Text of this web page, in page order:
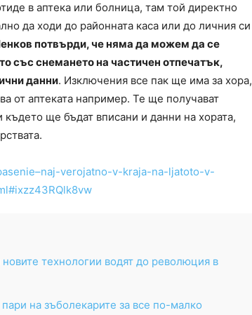
в аптека или болница, там той директно
да ходи до районната каса или до личния си
потвърди, че няма да можем да се
със снемането на частичен отпечатък,
данни. Изключения все пак ще има за хора,
от аптеката например. Те ще получават
ще бъдат вписани и данни на хората,
verojatno-v-kraja-na-ljatoto-v-
технологии водят до революция в
на зъболекарите за все по-малко